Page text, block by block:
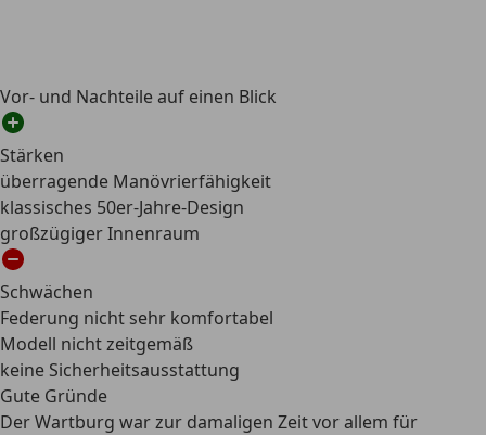
Vor- und Nachteile auf einen Blick
Stärken
überragende Manövrierfähigkeit
klassisches 50er-Jahre-Design
großzügiger Innenraum
Schwächen
Federung nicht sehr komfortabel
Modell nicht zeitgemäß
keine Sicherheitsausstattung
Gute Gründe
Der Wartburg war zur damaligen Zeit vor allem für